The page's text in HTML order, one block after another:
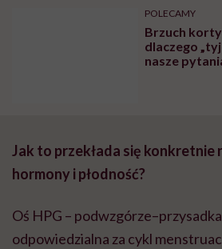
POLECAMY
Brzuch
dlaczego
nasze
Jak to przekłada się konkretnie
hormony i płodność?
Oś HPG –
odpowiedzialna za cykl